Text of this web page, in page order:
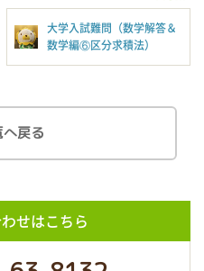
大学入試難問（数学解答＆
数学編⑥区分求積法）
へ戻る
せはこちら